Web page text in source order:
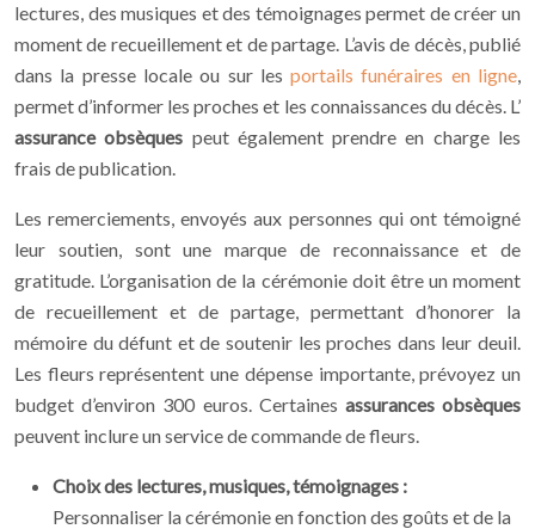
lectures, des musiques et des témoignages permet de créer un
moment de recueillement et de partage. L’avis de décès, publié
dans la presse locale ou sur lesportails funéraires en ligne,
permet d’informer les proches et les connaissances du décès. L’
assurance obsèques peut également prendre en charge les
frais de publication.
Les remerciements, envoyés aux personnes qui ont témoigné
leur soutien, sont une marque de reconnaissance et de
gratitude. L’organisation de la cérémonie doit être un moment
de recueillement et de partage, permettant d’honorer la
mémoire du défunt et de soutenir les proches dans leur deuil.
Les fleurs représentent une dépense importante, prévoyez un
budget d’environ 300 euros. Certaines assurances obsèques
peuvent inclure un service de commande de fleurs.
Choix des lectures, musiques, témoignages :
Personnaliser la cérémonie en fonction des goûts et de la